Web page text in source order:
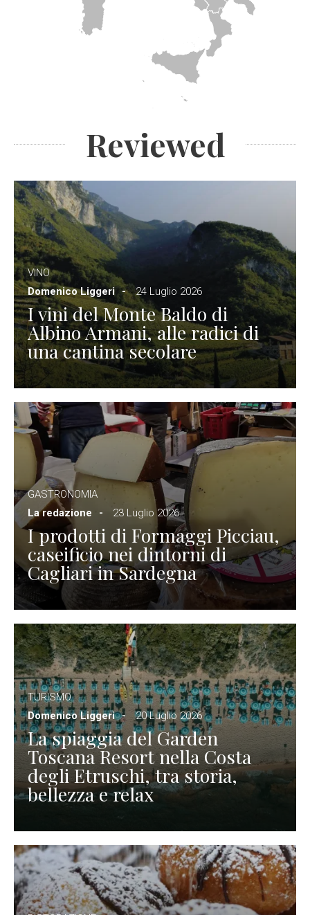
Reviewed
VINO
Domenico Liggeri
24 Luglio 2026
I vini del Monte Baldo di
Albino Armani, alle radici di
una cantina secolare
GASTRONOMIA
La redazione
23 Luglio 2026
I prodotti di Formaggi Picciau,
caseificio nei dintorni di
Cagliari in Sardegna
TURISMO
Domenico Liggeri
20 Luglio 2026
La spiaggia del Garden
Toscana Resort nella Costa
degli Etruschi, tra storia,
bellezza e relax